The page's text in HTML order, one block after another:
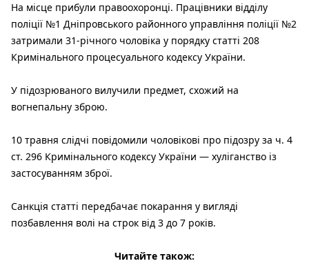
На місце прибули правоохоронці. Працівники відділу
поліції №1 Дніпровського районного управління поліції №2
затримали 31-річного чоловіка у порядку статті 208
Кримінального процесуального кодексу України.
У підозрюваного вилучили предмет, схожий на
вогнепальну зброю.
10 травня слідчі повідомили чоловікові про підозру за ч. 4
ст. 296 Кримінального кодексу України — хуліганство із
застосуванням зброї.
Санкція статті передбачає покарання у вигляді
позбавлення волі на строк від 3 до 7 років.
Читайте також: